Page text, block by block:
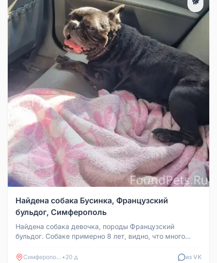
Найдена собака Бусинка, Французский
бульдог, Симферополь
Найдена собака девочка, породы Французский
бульдог. Собаке примерно 8 лет, видно, что много
Симферополь • 20 д из VK